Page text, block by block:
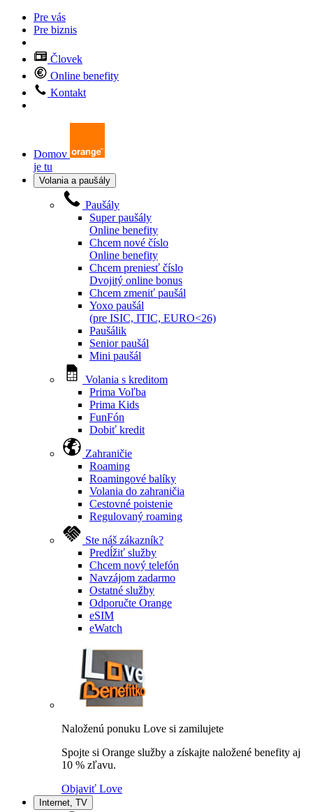
Pre vás
Pre biznis
Človek
Online benefity
Kontakt
Domov
je tu
Volania a paušály
Paušály
Super paušály
Online benefity
Chcem nové číslo
Online benefity
Chcem preniesť číslo
Dvojitý online bonus
Chcem zmeniť paušál
Yoxo paušál
(pre ISIC, ITIC, EURO<26)
Paušálik
Senior paušál
Mini paušál
Volania s kreditom
Prima Voľba
Prima Kids
FunFón
Dobiť kredit
Zahraničie
Roaming
Roamingové balíky
Volania do zahraničia
Cestovné poistenie
Regulovaný roaming
Ste náš zákazník?
Predĺžiť služby
Chcem nový telefón
Navzájom zadarmo
Ostatné služby
Odporučte Orange
eSIM
eWatch
Naloženú ponuku Love si zamilujete
Spojte si Orange služby a získajte naložené benefity aj
10 % zľavu.
Objaviť Love
Internet, TV